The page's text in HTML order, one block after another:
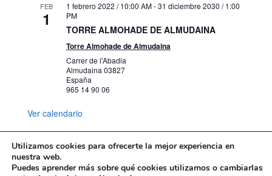
FEB
1
1 febrero 2022 / 10:00 AM-31 diciembre 2030 / 1:00
PM
TORRE ALMOHADE DE ALMUDAINA
Torre Almohade de Almudaina
Carrer de l'Abadia
Almudaina03827
España
965 14 90 06
Ver calendario
Mapa web Política de Privacidad
Utilizamos cookies para ofrecerte la mejor experiencia en
nuestra web.
Puedes aprender más sobre qué cookies utilizamos o cambiarlas